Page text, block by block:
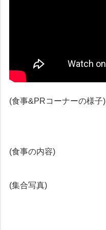
(食事&PRコーナーの様子)
(食事の内容)
(集合写真)